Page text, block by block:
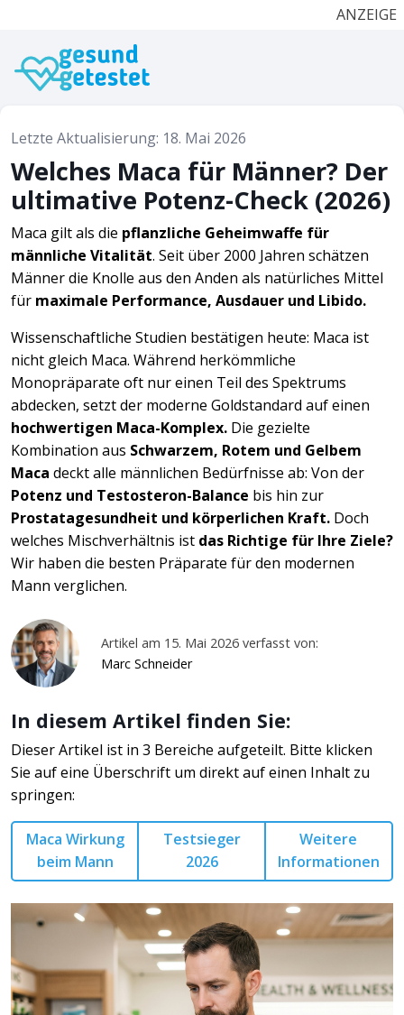
ANZEIGE
Letzte Aktualisierung: 18. Mai 2026
Welches Maca für Männer? Der
ultimative Potenz-Check (2026)
Maca gilt als die pflanzliche Geheimwaffe für
männliche Vitalität. Seit über 2000 Jahren schätzen
Männer die Knolle aus den Anden als natürliches Mittel
für maximale Performance, Ausdauer und Libido.
Wissenschaftliche Studien bestätigen heute: Maca ist
nicht gleich Maca. Während herkömmliche
Monopräparate oft nur einen Teil des Spektrums
abdecken, setzt der moderne Goldstandard auf einen
hochwertigen Maca-Komplex. Die gezielte
Kombination aus Schwarzem, Rotem und Gelbem
Maca deckt alle männlichen Bedürfnisse ab: Von der
Potenz und Testosteron-Balance bis hin zur
Prostatagesundheit und körperlichen Kraft. Doch
welches Mischverhältnis ist das Richtige für Ihre Ziele?
Wir haben die besten Präparate für den modernen
Mann verglichen.
Artikel am 15. Mai 2026 verfasst von:
Marc Schneider
In diesem Artikel finden Sie:
Dieser Artikel ist in 3 Bereiche aufgeteilt. Bitte klicken
Sie auf eine Überschrift um direkt auf einen Inhalt zu
springen:
Maca Wirkung
beim Mann
Testsieger
2026
Weitere
Informationen